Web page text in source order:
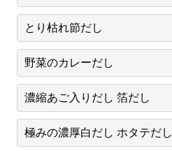
とり枯れ節だし
野菜のカレーだし
濃縮あご入りだし 箔だし
極みの濃厚白だし ホタテだし